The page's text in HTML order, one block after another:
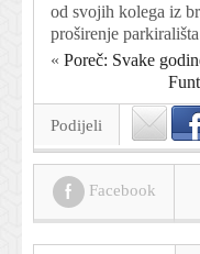
od svojih kolega iz
proširenje
« Poreč: Svake
Podijeli
Facebook